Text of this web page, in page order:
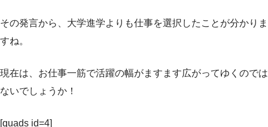
その発言から、大学進学よりも仕事を選択したことが分かりま
すね。
現在は、お仕事一筋で活躍の幅がますます広がってゆくのでは
ないでしょうか！
[quads id=4]